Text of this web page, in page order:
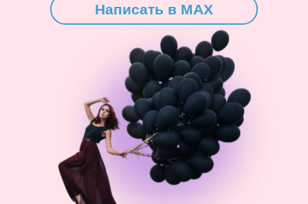
Написать в MAX